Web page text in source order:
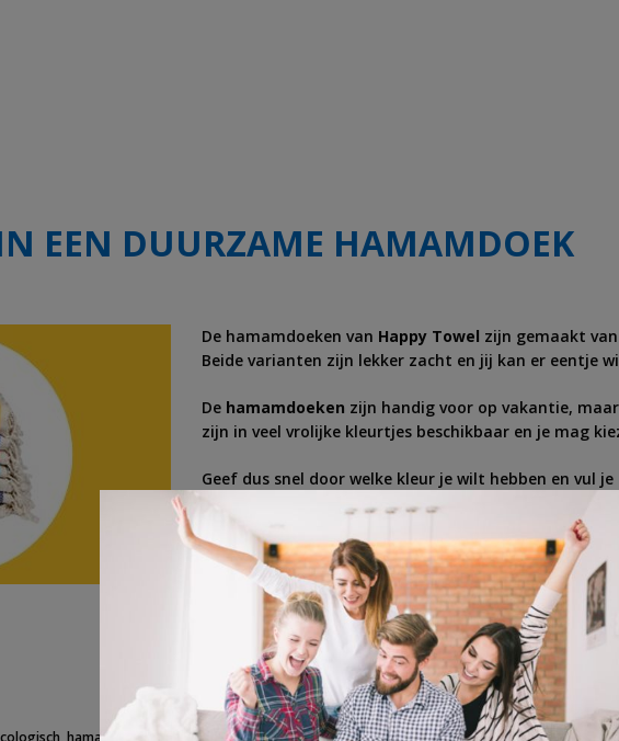
EEN DUURZAME HAMAMDOEK
De hamamdoeken van Happy Towel zijn gemaakt
Beide varianten zijn lekker zacht en jij kan er eentje
De hamamdoeken zijn handig voor op vakantie,
zijn in veel vrolijke kleurtjes beschikbaar en je mag
Geef dus snel door welke kleur je wilt hebben en vul
verloot. Veel succes!
,hamamdoek hamman hammandoek,handdoek,katoen